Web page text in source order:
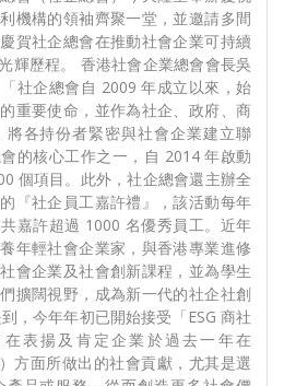
機構的領袖齊聚一堂，並邀請多間
賀社企總會在推動社會企業可持續
輝歷程。 香港社會企業總會會長吳
社企總會自 2009 年成立以來，始
重要使命，並作為社企、政府、商
各持份者緊密與社會企業建立聯
的核心工作之一，自 2014 年啟動
個項目。此外，社企總會還主辦全
『社企員工嘉許禮』，該活動每年
嘉許超過 1000 名優秀員工。近年
年輕社會企業家，與香港專業進修
會企業及社會創新課程，並為學生
擴闊視野，成為新一代的社企社創
，今年年初已開始接受「ESG 商社
表揚及肯定企業於過去一年在
方面所做出的社會貢獻，尤其是選